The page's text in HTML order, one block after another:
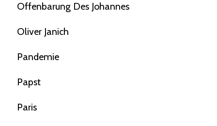
Offenbarung Des Johannes
Oliver Janich
Pandemie
Papst
Paris